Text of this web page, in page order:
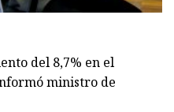
del 8,7% en el
ministro de